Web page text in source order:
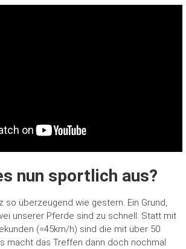
nun sportlich aus?
so überzeugend wie gestern. Ein Grund,
unserer Pferde sind zu schnell. Statt mit
(=45km/h) sind die mit über 50
macht das Treffen dann doch nochmal